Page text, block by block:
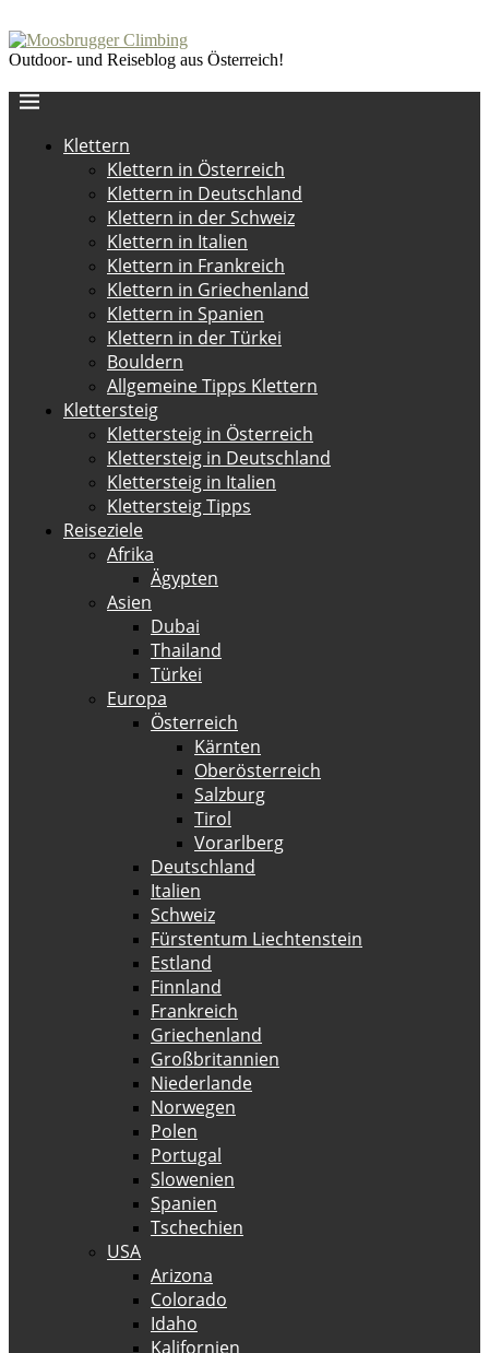
Outdoor- und Reiseblog aus Österreich!
Klettern
Klettern in Österreich
Klettern in Deutschland
Klettern in der Schweiz
Klettern in Italien
Klettern in Frankreich
Klettern in Griechenland
Klettern in Spanien
Klettern in der Türkei
Bouldern
Allgemeine Tipps Klettern
Klettersteig
Klettersteig in Österreich
Klettersteig in Deutschland
Klettersteig in Italien
Klettersteig Tipps
Reiseziele
Afrika
Ägypten
Asien
Dubai
Thailand
Türkei
Europa
Österreich
Kärnten
Oberösterreich
Salzburg
Tirol
Vorarlberg
Deutschland
Italien
Schweiz
Fürstentum Liechtenstein
Estland
Finnland
Frankreich
Griechenland
Großbritannien
Niederlande
Norwegen
Polen
Portugal
Slowenien
Spanien
Tschechien
USA
Arizona
Colorado
Idaho
Kalifornien